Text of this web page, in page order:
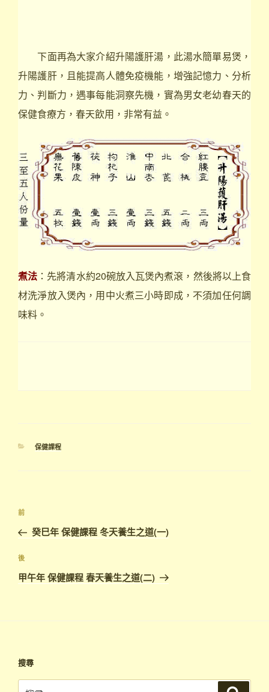
下面再為大家介紹升陽護肝湯，此湯水簡單易煲，
升陽護肝，且能提高人體免疫機能，增強記憶力、分析
力、判斷力，遇事每能洞察先機，實為男女老幼春天的
保健食療方，春天飲用，非常有益。
煮法 ：先將清水約20碗放入瓦煲內煮滾，然後將以上食
材洗淨放入煲內，用中火煮三小時即成，不須加任何調
味料。
分
保健課程
文
導
覽
上
一
篇
文
章
前
癸巳年 保健課程 冬天養生之道(一)
下
篇
文
後
甲午年 保健課程 春天養生之道(二)
搜尋